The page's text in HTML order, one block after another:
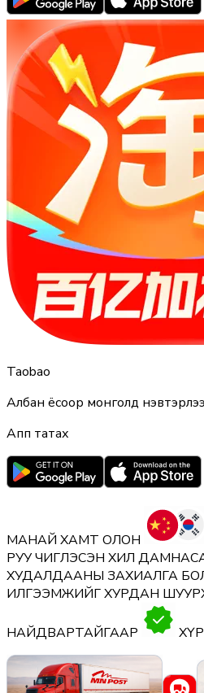
Taobao
Албан ёсоор монголд нэвтэрлээ
Апп татах
МАНАЙ ХАМТ ОЛОН
РУУ ЧИГЛЭСЭН ХИЛ
ХУДАЛДААНЫ ЗАХИАЛГА
ИЛГЭЭМЖИЙГХУРДАН
НАЙДВАРТАЙГААР